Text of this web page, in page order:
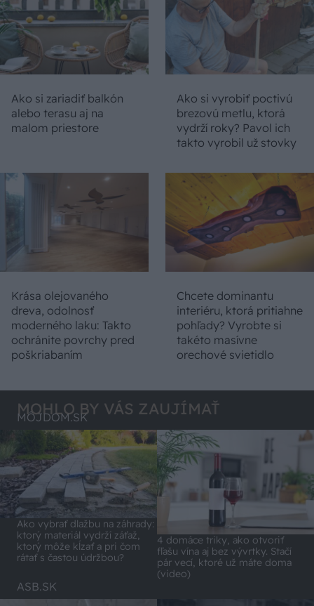
Ako si zariadiť balkón
alebo terasu aj na
malom priestore
Ako si vyrobiť poctivú
brezovú metlu, ktorá
vydrží roky? Pavol ich
takto vyrobil už stovky
Krása olejovaného
dreva, odolnosť
moderného laku: Takto
ochránite povrchy pred
poškriabaním
Chcete dominantu
interiéru, ktorá pritiahne
pohľady? Vyrobte si
takéto masívne
orechové svietidlo
MOHLO BY VÁS ZAUJÍMAŤ
MÔJDOM.SK
Ako vybrať dlažbu na záhrady:
ktorý materiál vydrží záťaž,
ktorý môže kĺzať a pri čom
rátať s častou údržbou?
4 domáce triky, ako otvoriť
fľašu vína aj bez vývrtky. Stačí
pár vecí, ktoré už máte doma
(video)
ASB.SK